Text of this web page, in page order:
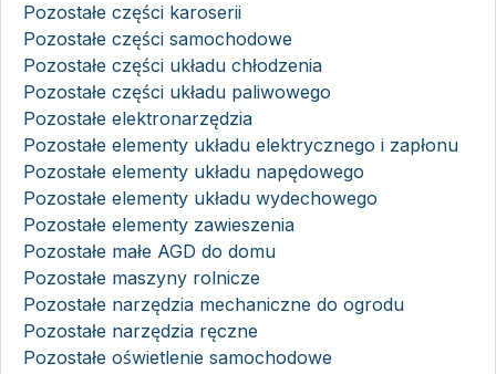
Pozostałe części karoserii
Pozostałe części samochodowe
Pozostałe części układu chłodzenia
Pozostałe części układu paliwowego
Pozostałe elektronarzędzia
Pozostałe elementy układu elektrycznego i zapłonu
Pozostałe elementy układu napędowego
Pozostałe elementy układu wydechowego
Pozostałe elementy zawieszenia
Pozostałe małe AGD do domu
Pozostałe maszyny rolnicze
Pozostałe narzędzia mechaniczne do ogrodu
Pozostałe narzędzia ręczne
Pozostałe oświetlenie samochodowe